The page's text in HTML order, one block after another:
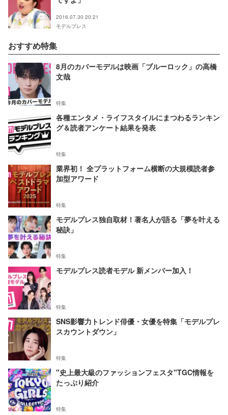
2016.07.30 20:21
モデルプレス
おすすめ特集
8月のカバーモデルは映画「ブルーロック」の高橋
文哉
特集
各種エンタメ・ライフスタイルにまつわるランキン
グ＆読者アンケート結果を発表
特集
業界初！ 全プラットフォーム横断の大規模読者参
加型アワード
特集
モデルプレス独自取材！著名人が語る「夢を叶える
秘訣」
特集
モデルプレス読者モデル 新メンバー加入！
特集
SNS影響力トレンド俳優・女優を特集「モデルプレ
スカウントダウン」
特集
"史上最大級のファッションフェスタ"TGC情報を
たっぷり紹介
特集